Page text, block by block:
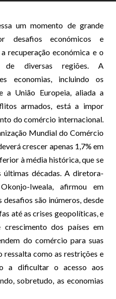
um momento de grande
desafios económicos e
recuperação económica e o
de diversas regiões. A
economias, incluindo os
a União Europeia, aliada a
armados, está a impor
do comércio internacional.
Mundial do Comércio
crescer apenas 1,7% em
à média histórica, que se
décadas. A diretora-
Iweala, afirmou em
desafios são inúmeros, desde
até as crises geopolíticas, e
dos países em
do comércio para suas
ressalta como as restrições e
a dificultar o acesso aos
sobretudo, as economias